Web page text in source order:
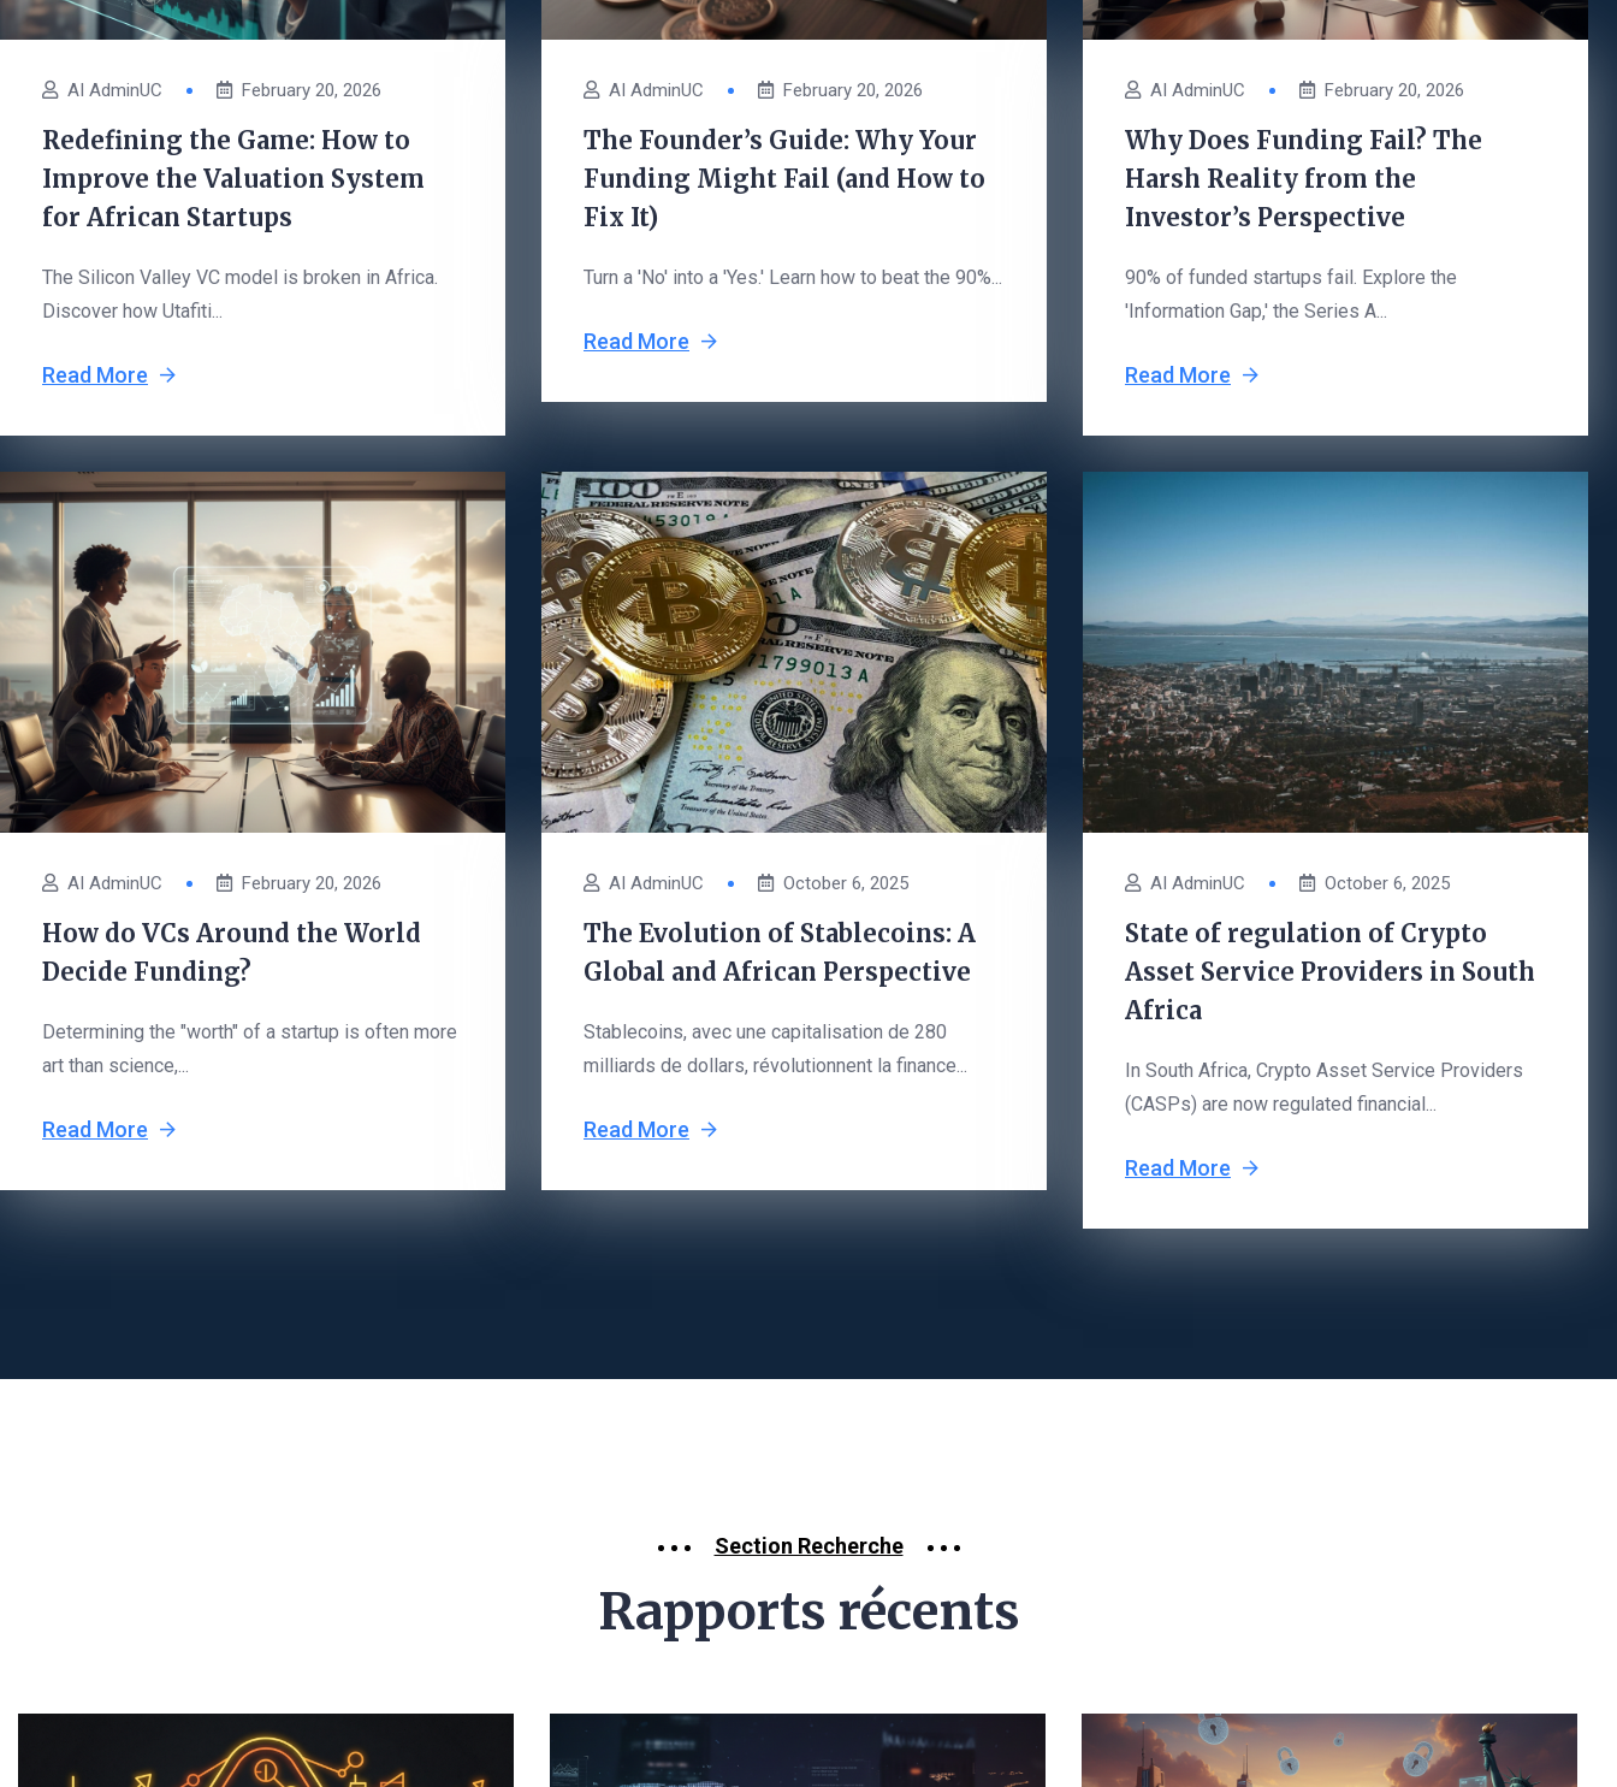
AI AdminUC February 20, 2026
Redefining the Game: How to
Improve the Valuation System
for African Startups
The Silicon Valley VC model is broken in Africa.
Discover how Utafiti...
Read More
AI AdminUC February 20, 2026
The Founder’s Guide: Why Your
Funding Might Fail (and How to
Fix It)
Turn a 'No' into a 'Yes.' Learn how to beat the 90%...
Read More
AI AdminUC February 20, 2026
Why Does Funding Fail? The
Harsh Reality from the
Investor’s Perspective
90% of funded startups fail. Explore the
'Information Gap,' the Series A...
Read More
AI AdminUC February 20, 2026
How do VCs Around the World
Decide Funding?
Determining the "worth" of a startup is often more
art than science,...
Read More
AI AdminUC October 6, 2025
The Evolution of Stablecoins: A
Global and African Perspective
Stablecoins, avec une capitalisation de 280
milliards de dollars, révolutionnent la finance...
Read More
AI AdminUC October 6, 2025
State of regulation of Crypto
Asset Service Providers in South
Africa
In South Africa, Crypto Asset Service Providers
(CASPs) are now regulated financial...
Read More
Section Recherche
Rapports récents